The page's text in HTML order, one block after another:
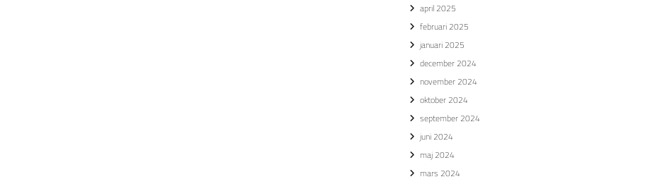
april 2025
februari 2025
januari 2025
december 2024
november 2024
oktober 2024
september 2024
juni 2024
maj 2024
mars 2024